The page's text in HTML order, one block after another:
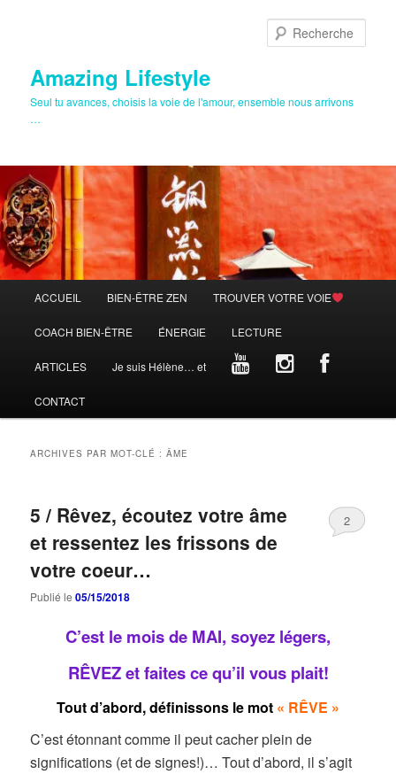
Amazing Lifestyle
Seul tu avances, choisis la voie de l'amour, ensemble nous arrivons
…
principal
ACCUEIL BIEN-ÊTRE ZEN TROUVER VOTRE VOIE
COACH BIEN-ÊTRE ÉNERGIE LECTURE
ARTICLES Je suis Hélène… et
CONTACT
ARCHIVES PAR MOT-CLÉ :ÂME
5 / Rêvez, écoutez votre âme
et ressentez les frissons de
votre coeur…
Publié le05/15/2018
2
C’est le mois de MAI, soyez légers,
RÊVEZ et faites ce qu’il vous plait!
Tout d’abord, définissons le mot « RÊVE »
C’est étonnant comme il peut cacher plein de
significations (et de signes!)… Tout d’abord, il s’agit